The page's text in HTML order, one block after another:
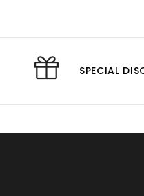
SPECIAL